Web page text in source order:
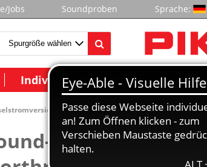
Jobs Soundproben Sprache:
Individuelle Modelle
inkl. PIKO Sound-Decoder
Diesellok G 1206